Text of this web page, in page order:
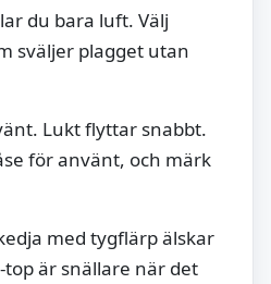
du bara luft. Välj
sväljer plagget utan
Lukt flyttar snabbt.
för använt, och märk
med tygflärp älskar
är snällare när det